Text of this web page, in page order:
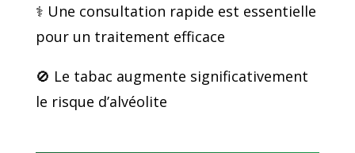
⚕️ Une consultation rapide est essentielle
pour un traitement efficace
🚫 Le tabac augmente significativement
le risque d’alvéolite